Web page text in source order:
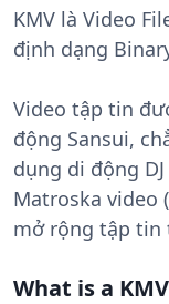
KMV là Video
định dạng
Video tập tin
động Sansui,
dụng di động
Matroska video
mở rộng tập tin
What is a